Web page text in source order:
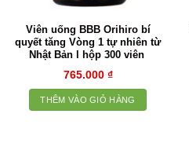
Viên uống BBB Orihiro bí
quyết tăng Vòng 1 tự nhiên từ
Nhật Bản l hộp 300 viên
765.000 ₫
THÊM VÀO GIỎ HÀNG